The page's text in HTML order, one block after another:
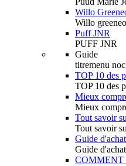
Willo
Willo greeneo
Puff JNR
PUFF JNR
Guide
titremenu
TOP 10 des
TOP 10 des
Mieux
Mieux
Tout savoir
Tout savoir
Guide
Guide
COMMENT